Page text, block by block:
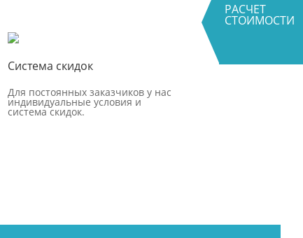
РАСЧЕТ
СТОИМОСТИ
Система скидок
Для постоянных заказчиков у нас
индивидуальные условия и
система скидок.